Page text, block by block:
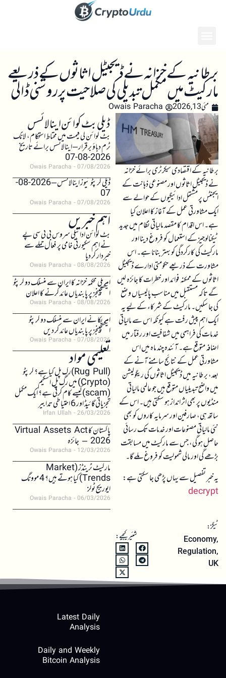
برطانیہ کے خزانہ نے ڈیجیٹل اثاثوں کے ذریعے
مارکیٹ میں مکمل تبدیلی کی صلاحیت پر روشنی ڈالی
مئی 13, 2026 Owais Paracha
برطانیہ کے اقتصادی سیکرٹری برائے خزانہ
نے ڈیجیٹل اثاثوں اور مصنوعی ذہانت کے
ایجنٹس پر مشتمل ادائیگیوں کے حوالے سے
ایک مشاورتی عمل کے آغاز کا اعلان کیا
ہے۔ اس اقدام کا مقصد مالیاتی نظام میں جدید
ٹیکنالوجیز کے استعمال کو فروغ دینا اور
مارکیٹ کی کارکردگی کو بہتر بنانا ہے۔ اس
مشاورت کے ذریعے حکومتی ادارے ڈیجیٹل
اثاثوں کے ممکنہ فوائد اور خطرات کا جائزہ لیں
گے تاکہ مستقبل میں مناسب پالیسیاں وضع
کی جا سکیں۔ مارکیٹ کے شرکاء کے لیے یہ
ایک اہم پیش رفت ہے کیونکہ اس سے مالیاتی
خدمات کی فراہمی میں شفافیت اور رفتار میں
اضافہ متوقع ہے۔ آئندہ چند ماہ میں اس
مشاورتی عمل کے نتائج سامنے آنے کے
بعد، برطانیہ میں ڈیجیٹل اثاثوں کی ریگولیشن
میں واضح تبدیلیاں متوقع ہیں جو عالمی مالیاتی
منڈیوں پر بھی اثر انداز ہو سکتی ہیں۔ اس کے
ساتھ ہی، صارفین اور سرمایہ کاروں کو بھی
نئی مالیاتی مصنوعات اور خدمات تک رسائی
حاصل ہو گی، جس سے مارکیٹ میں مسابقت
بڑھے گی اور مالی شمولیت کو فروغ ملے گا۔
یہ خبر تفصیل سے یہاں پڑھی جا سکتی ہے:
decrypt
ٹیگز:
Economy,
Regulation,
UK
شئیر کیجیے:
ڈیلی بٹ کوائن اینالائسس
بٹ کوائن کی قیمت میں محتاط استحکام، لانگ
ٹرم دباؤ برقرار – اینالائسس برائے تاریخ
2026-08-07
Owais Paracha 07/08/2026
ڈیلی کرپٹو نیوز اینالائسس – 2026-08-
07
Owais Paracha 07/08/2026
اہم خبریں
بٹ کوائن ادائیگی سروس بی ٹی سی پے
نے اہم سکیورٹی خامی پر فعال حملے سے
خبردار کر دیا
Owais Paracha 08/08/2026
امریکی محکمہ خزانہ کا ایران سے منسلک دو کرپٹو
ایکسچینجز پر پابندیاں عائد کرنے کا اعلان
Owais Paracha 08/08/2026
امریکا نے ایران سے منسلک دو کرپٹو
ایکسچینجز پر پابندیاں عائد کر دیں
Owais Paracha 07/08/2026
تعلیمی مواد(Rug Pull)رگ پل کیا ہے؟ کرپٹو
(Crypto) میں رگ پل اسکیم
(scam)کیسے کام کرتی ہے؟ ایک مکمل
تجزیاتی گائیڈ اور 6 احتیاطی تدابیر
Irfan Ullah 26/03/2026
پاکستان کا Virtual Assets Act
2026 – جائزہ
Owais Paracha 12/03/2026
مارکیٹ ٹرینڈز (Market
Trends) کیا ہوتے ہیں؟ 4 موونگ
ایوریج ٹولز
Owais Paracha 06/03/2026
Latest Daily
Analysis
Daily and Weekly
Bitcoin Analysis